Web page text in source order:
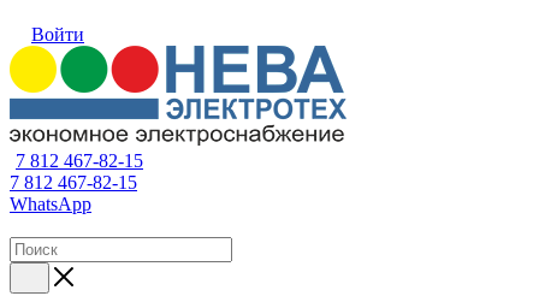
Войти
7 812 467-82-15
7 812 467-82-15
WhatsApp